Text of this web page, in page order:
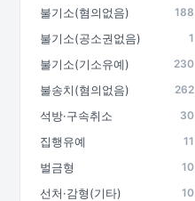
불기소(혐의없음) 188
불기소(공소권없음) 1
불기소(기소유예) 230
불송치(혐의없음) 262
석방·구속취소 30
집행유예 11
벌금형 10
선처·감형(기타) 10